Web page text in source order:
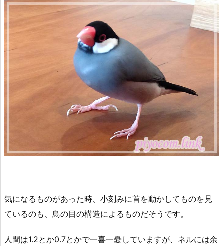
気になるものがあった時、小刻みに首を動かしてものを見
ているのも、鳥の目の構造によるものだそうです。
人間は1.2とか0.7とかで一喜一憂していますが、ネルには余